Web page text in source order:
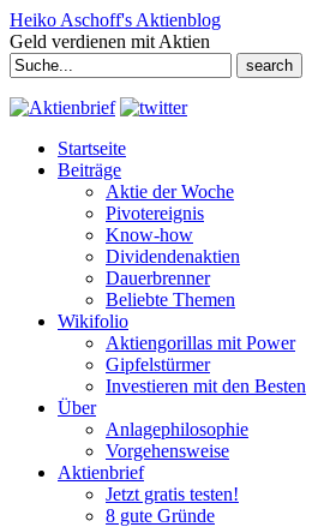
Heiko Aschoff's Aktienblog
Geld verdienen mit Aktien
Search
for:
Startseite
Beiträge
Aktie der Woche
Pivotereignis
Know-how
Dividendenaktien
Dauerbrenner
Beliebte Themen
Wikifolio
Aktiengorillas mit Power
Gipfelstürmer
Investieren mit den Besten
Über
Anlagephilosophie
Vorgehensweise
Aktienbrief
Jetzt gratis testen!
8 gute Gründe